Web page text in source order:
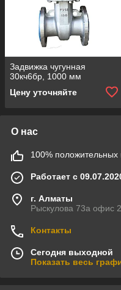
Задвижка чугунная
30кч6бр, 1000 мм
Цену уточняйте
О нас
100% положительных
Работает с
г. Алматы
Рыскулова 73а офис
Контакты
Сегодня выходной
Показать весь